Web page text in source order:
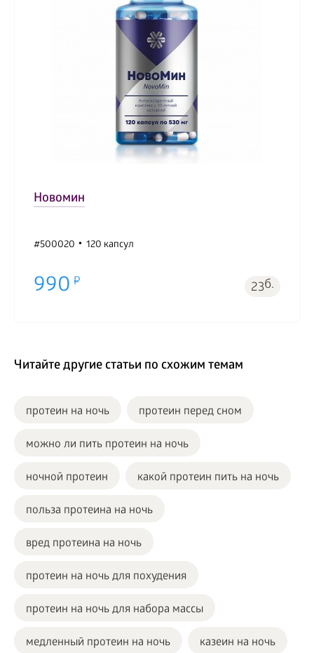
Новомин
#500020 120 капсул
990 23б.
Читайте другие статьи по схожим темам
протеин на ночь протеин перед сном
можно ли пить протеин на ночь
ночной протеин какой протеин пить на ночь
польза протеина на ночь
вред протеина на ночь
протеин на ночь для похудения
протеин на ночь для набора массы
медленный протеин на ночь казеин на ночь